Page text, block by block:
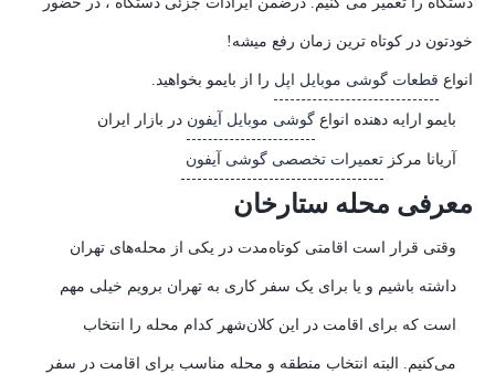
خودتون در کوتاه ترین زمان رفع میشه!
انواع قطعات گوشی موبایل اپل را از بایمو بخواهید.
بایمو ارایه دهنده انواع گوشی موبایل آیفون در بازار ایران
آریانا مرکز تعمیرات تخصصی گوشی آیفون
معرفی محله ستارخان
وقتی قرار است اقامتی کوتاه‌مدت در یکی از محله‌های تهران
داشته باشیم و یا برای یک سفر کاری به تهران برویم خیلی مهم
است که برای اقامت در این کلان‌شهر کدام محله را انتخاب
می‌کنیم. البته انتخاب منطقه و محله مناسب برای اقامت در سفر